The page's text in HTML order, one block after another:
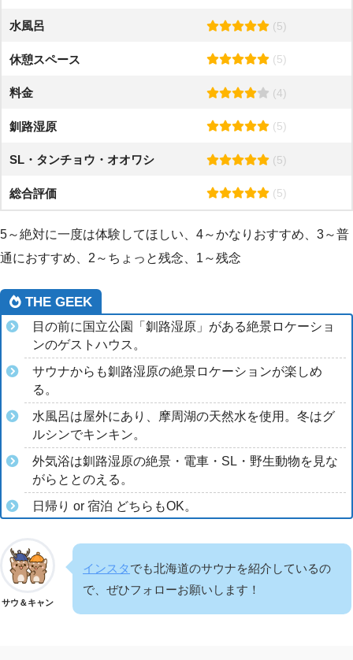
水風呂 (5)
休憩スペース (5)
料金 (4)
釧路湿原 (5)
SL・タンチョウ・オオワシ (5)
総合評価 (5)
5～絶対に一度は体験してほしい、4～かなりおすすめ、3～普
通におすすめ、2～ちょっと残念、1～残念
THE GEEK
目の前に国立公園「釧路湿原」がある絶景ロケーショ
ンのゲストハウス。
サウナからも釧路湿原の絶景ロケーションが楽しめ
る。
水風呂は屋外にあり、摩周湖の天然水を使用。冬はグ
ルシンでキンキン。
外気浴は釧路湿原の絶景・電車・SL・野生動物を見な
がらととのえる。
日帰り or 宿泊 どちらもOK。
サウ＆キャン
インスタ でも北海道のサウナを紹介しているの
で、ぜひフォローお願いします！